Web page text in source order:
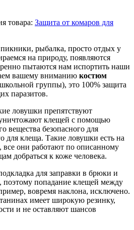
товара: Защита от комаров для
рыбалка, просто отдых у
на природу, появляются
пытаются нам испортить наши
вашему вниманию костюм
группы), это 100% защита
паразитов.
ловушки препятствуют
клещей с помощью
вещества безопасного для
для клеща. Такие ловушки есть на
все они работают по описанному
добраться к коже человека.
для заправки в брюки и
поэтому попадание клещей между
вовремя наклона, исключено.
имеет широкую резинку,
и не оставляют шансов